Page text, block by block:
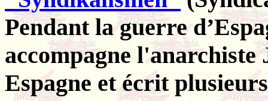
Pendant la guerre
accompagne l'anarchiste
Espagne et écrit